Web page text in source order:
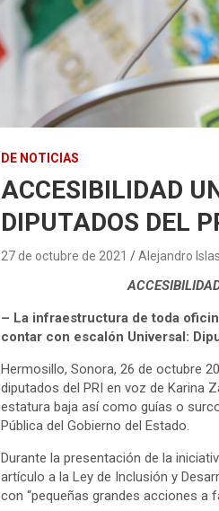
DE NOTICIAS
ACCESIBILIDAD
DIPUTADOS DEL
27 de octubre de 2021 Alejandro Islas
– La infraestructura de toda
contar con escalón Universal:
Hermosillo, Sonora, 26 de octubre
diputados del PRI en voz de Karina
estatura baja así como guías o
Pública del Gobierno del Estado.
Durante la presentación de la
artículo a la Ley de Inclusión y
con “pequeñas grandes acciones a